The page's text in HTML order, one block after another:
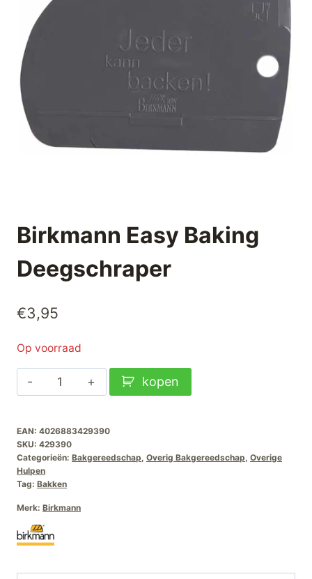
Birkmann Easy Baking
Deegschraper
€3,95
Op voorraad
Birkmann
Easy
Deegschraper
aantal
kopen
EAN: 4026883429390
SKU: 429390
Categorieën: Bakgereedschap, Overig Bakgereedschap, Overige
Hulpen
Tag: Bakken
Merk: Birkmann